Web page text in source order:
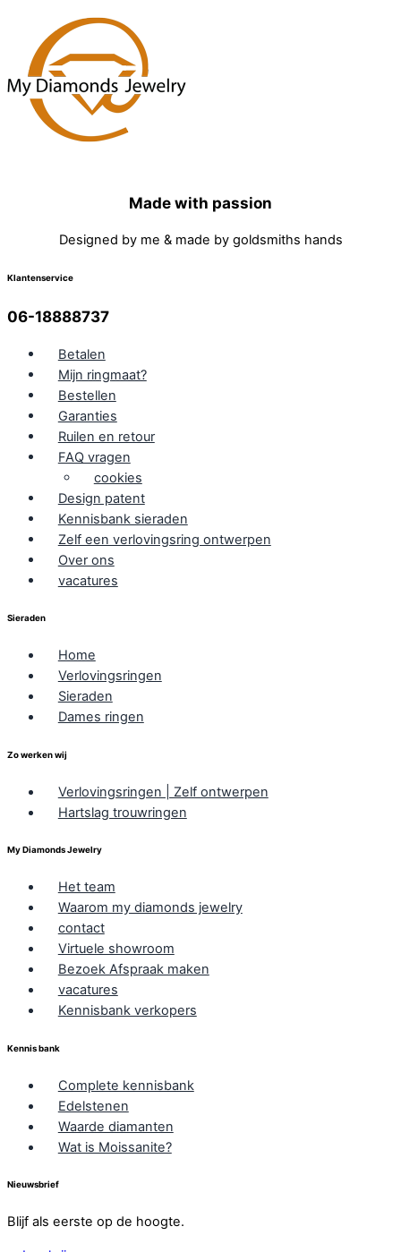
Made with passion
Designed by me & made by goldsmiths hands
Klantenservice
06-18888737
Betalen
Mijn ringmaat?
Bestellen
Garanties
Ruilen en retour
FAQ vragen
cookies
Design patent
Kennisbank sieraden
Zelf een verlovingsring ontwerpen
Over ons
vacatures
Sieraden
Home
Verlovingsringen
Sieraden
Dames ringen
Zo werken wij
Verlovingsringen | Zelf ontwerpen
Hartslag trouwringen
My Diamonds Jewelry
Het team
Waarom my diamonds jewelry
contact
Virtuele showroom
Bezoek Afspraak maken
vacatures
Kennisbank verkopers
Kennis bank
Complete kennisbank
Edelstenen
Waarde diamanten
Wat is Moissanite?
Nieuwsbrief
Blijf als eerste op de hoogte.